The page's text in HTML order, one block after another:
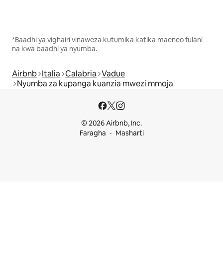
*Baadhi ya vighairi vinaweza kutumika katika maeneo fulani
na kwa baadhi ya nyumba.
Airbnb Italia Calabria Vadue
Nyumba za kupanga kuanzia mwezi mmoja
© 2026 Airbnb, Inc.
Faragha
Masharti